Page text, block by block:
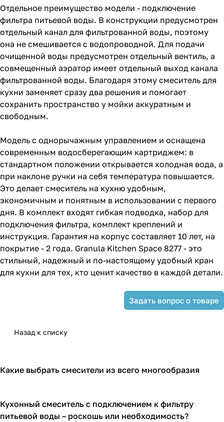
Отдельное преимущество модели - подключение
фильтра питьевой воды. В конструкции предусмотрен
отдельный канал для фильтрованной воды, поэтому
она не смешивается с водопроводной. Для подачи
очищенной воды предусмотрен отдельный вентиль, а
совмещенный аэратор имеет отдельный выход канала
фильтрованной воды. Благодаря этому смеситель для
кухни заменяет сразу два решения и помогает
сохранить пространство у мойки аккуратным и
свободным.
Модель с однорычажным управлением и оснащена
современным водосберегающим картриджем: в
стандартном положении открывается холодная вода, а
при наклоне ручки на себя температура повышается.
Это делает смеситель на кухню удобным,
экономичным и понятным в использовании с первого
дня. В комплект входят гибкая подводка, набор для
подключения фильтра, комплект креплений и
инструкция. Гарантия на корпус составляет 10 лет, на
покрытие - 2 года. Granula Kitchen Space 8277 - это
стильный, надежный и по-настоящему удобный кран
для кухни для тех, кто ценит качество в каждой детали.
Задать вопрос о товаре
Назад к списку
Какие выбрать смесители из всего многообразия
Кухонный смеситель с подключением к фильтру
питьевой воды – роскошь или необходимость?